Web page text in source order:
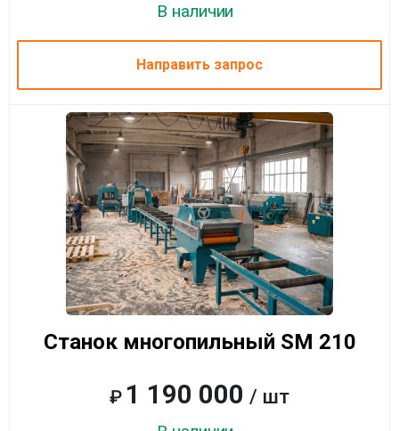
В наличии
Направить запрос
Станок многопильный SM 210
₽ 1 190 000 / шт